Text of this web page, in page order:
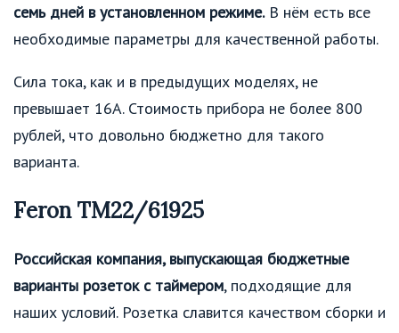
семь дней в установленном режиме.В нём есть все
необходимые параметры для качественной работы.
Сила тока, как и в предыдущих моделях, не
превышает 16А. Стоимость прибора не более 800
рублей, что довольно бюджетно для такого
варианта.
Feron TM22/61925
Российская компания, выпускающая бюджетные
варианты розеток с таймером, подходящие для
наших условий. Розетка славится качеством сборки и